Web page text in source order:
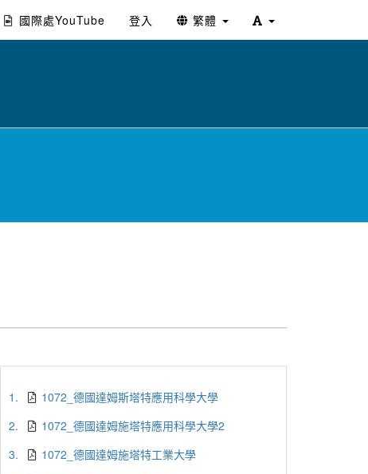
國際處YouTube 登入 繁體
1.
1072_德國達姆斯塔特應用科學大學
2.
1072_德國達姆施塔特應用科學大學2
3.
1072_德國達姆施塔特工業大學